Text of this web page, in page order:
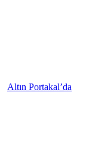
Altın Portakal’da